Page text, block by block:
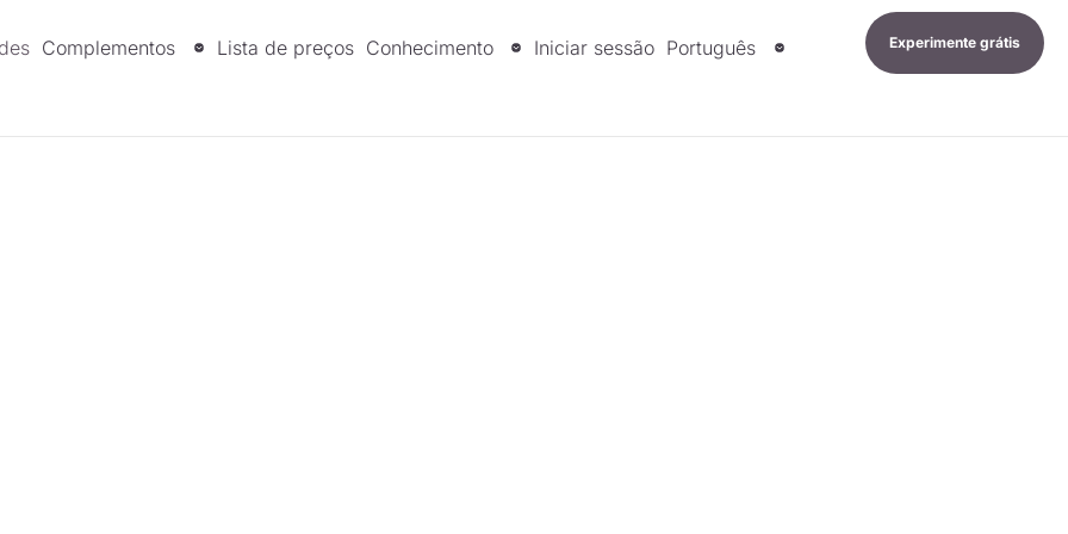
Complementos Lista de preços Conhecimento Iniciar sessão Português Experimente grátis